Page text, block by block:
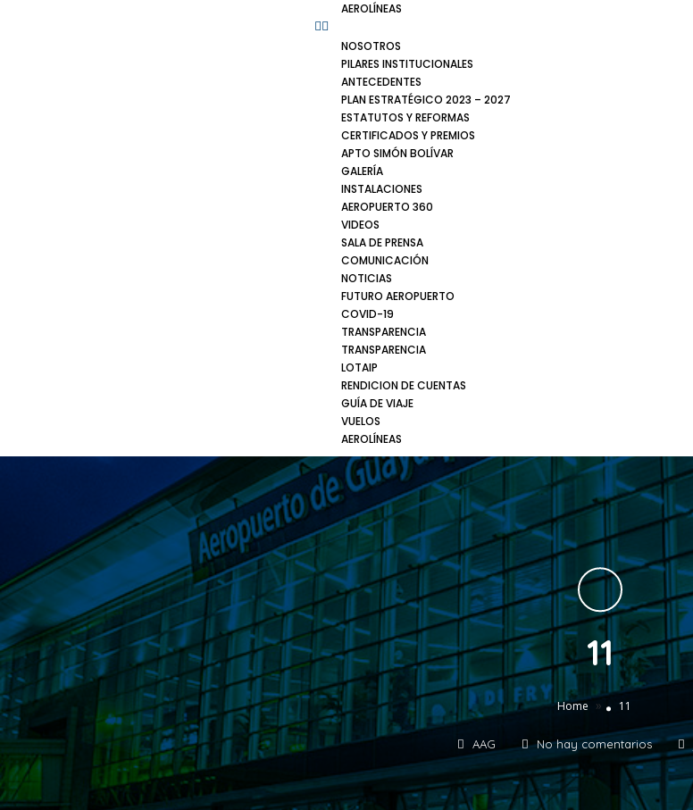
AEROLÍNEAS
NOSOTROS
PILARES INSTITUCIONALES
ANTECEDENTES
PLAN ESTRATÉGICO 2023 – 2027
ESTATUTOS Y REFORMAS
CERTIFICADOS Y PREMIOS
APTO SIMÓN BOLÍVAR
GALERÍA
INSTALACIONES
AEROPUERTO 360
VIDEOS
SALA DE PRENSA
COMUNICACIÓN
NOTICIAS
FUTURO AEROPUERTO
COVID-19
TRANSPARENCIA
TRANSPARENCIA
LOTAIP
RENDICION DE CUENTAS
GUÍA DE VIAJE
VUELOS
AEROLÍNEAS
11
Home » 11
AAG No hay comentarios